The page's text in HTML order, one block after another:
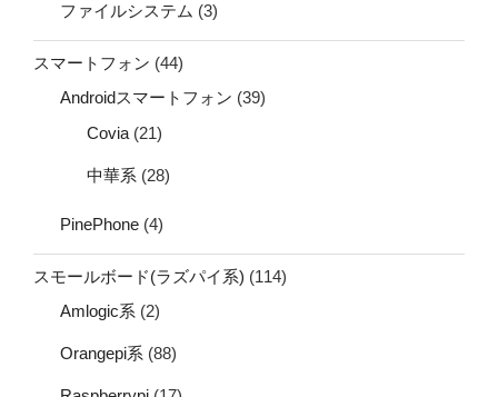
ファイルシステム (3)
スマートフォン (44)
Androidスマートフォン (39)
Covia (21)
中華系 (28)
PinePhone (4)
スモールボード(ラズパイ系) (114)
Amlogic系 (2)
Orangepi系 (88)